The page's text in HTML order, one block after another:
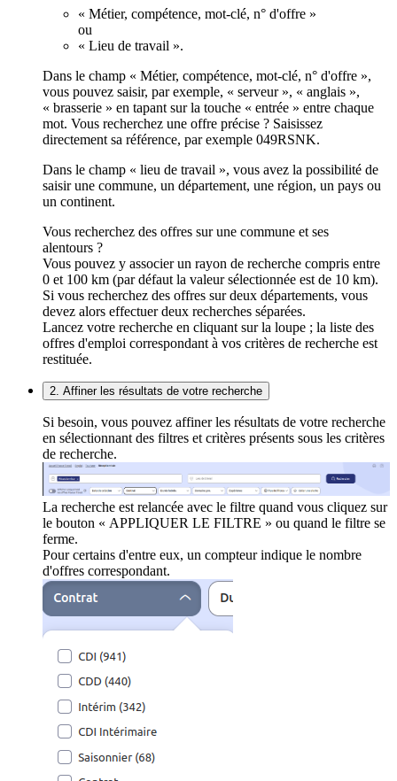
« Métier, compétence, mot-clé, n° d'offre »
ou
« Lieu de travail ».
Dans le champ « Métier, compétence, mot-clé, n° d'offre »,
vous pouvez saisir, par exemple, « serveur », « anglais »,
« brasserie » en tapant sur la touche « entrée » entre chaque
mot. Vous recherchez une offre précise ? Saisissez
directement sa référence, par exemple 049RSNK.
Dans le champ « lieu de travail », vous avez la possibilité de
saisir une commune, un département, une région, un pays ou
un continent.
Vous recherchez des offres sur une commune et ses
alentours ?
Vous pouvez y associer un rayon de recherche compris entre
0 et 100 km (par défaut la valeur sélectionnée est de 10 km).
Si vous recherchez des offres sur deux départements, vous
devez alors effectuer deux recherches séparées.
Lancez votre recherche en cliquant sur la loupe ; la liste des
offres d'emploi correspondant à vos critères de recherche est
restituée.
2. Affiner les résultats de votre recherche
Si besoin, vous pouvez affiner les résultats de votre recherche
en sélectionnant des filtres et critères présents sous les critères
de recherche.
La recherche est relancée avec le filtre quand vous cliquez sur
le bouton « APPLIQUER LE FILTRE » ou quand le filtre se
ferme.
Pour certains d'entre eux, un compteur indique le nombre
d'offres correspondant.